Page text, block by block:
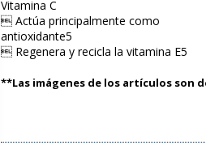
Vitamina C
 Actúa principalmente como
antioxidante5
 Regenera y recicla la vitamina E5
**Las imágenes de los artículos son